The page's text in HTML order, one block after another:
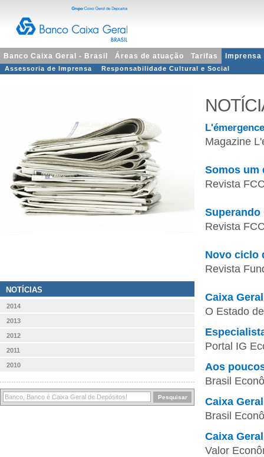
Banco Caixa Geral - Brasil Áreas de atuação Tarifas Imprensa
Assessoria de Imprensa Responsabilidade Cultural e Social
Magazine
Somos um
Revista
Superando
Revista
Novo ciclo
Revista
Caixa
O Estado
Portal IG
Aos
Brasil
Caixa
Brasil
Caixa
Valor
NOTÍCIAS
2014
2013
2012
2011
2010